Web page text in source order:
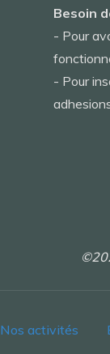
Besoin
- Pour
- Pour
Nos activités